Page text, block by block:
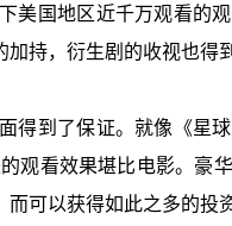
美国地区近千万观看的
持，衍生剧的收视也得
得到了保证。就像《星
观看效果堪比电影。豪
可以获得如此之多的投